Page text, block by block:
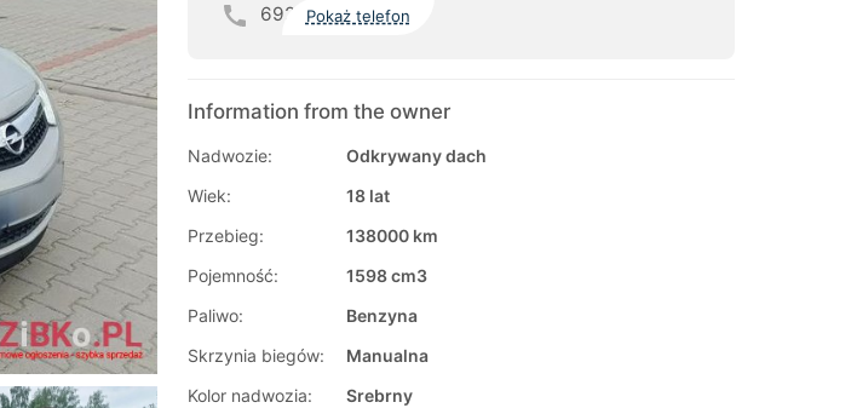
692 Pokaż telefon
Information from the owner
Nadwozie:
Odkrywany dach
Wiek:
18 lat
Przebieg:
138000 km
Pojemność:
1598 cm3
Paliwo:
Benzyna
Skrzynia biegów:
Manualna
Kolor nadwozia:
Srebrny